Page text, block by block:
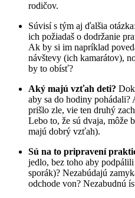
rodičov.
Súvisí s tým aj ďalšia otázka:
ich požiadaš o dodržanie
Ak by si im napríklad
návštevy (ich kamarátov),
by to obísť?
Aký majú vzťah deti?
aby sa do hodiny pohádali?
prišlo zle, vie ten druhý
Lebo to, že sú dvaja, môže
majú dobrý vzťah).
Sú na to pripravení
jedlo, bez toho aby
sporák)? Nezabúdajú
odchode von? Nezabudnú